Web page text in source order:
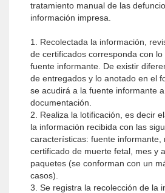
tratamiento manual de las
información impresa.
1. Recolectada la información,
de certificados corresponda con
fuente informante. De existir
de entregados y lo anotado en el
se acudirá a la fuente informante
documentación.
2. Realiza la lotificación, es decir
la información recibida con las
características: fuente informante,
certificado de muerte fetal, mes y
paquetes (se conforman con un
casos).
3. Se registra la recolección de la